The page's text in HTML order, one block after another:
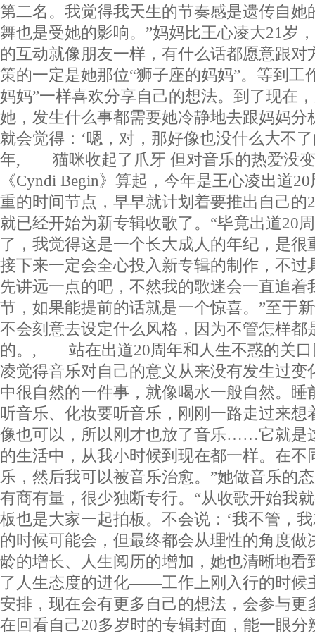
第二名。我觉得我天生的节奏感是遗传自她
舞也是受她的影响。”妈妈比王心凌大21岁
的互动就像朋友一样，有什么话都愿意跟对
策的一定是她那位“狮子座的妈妈”。等到工
妈妈”一样喜欢分享自己的想法。到了现在
她，发生什么事都需要她冷静地去跟妈妈分
就会觉得：‘嗯，对，那好像也没什么大
年, 猫咪收起了爪牙 但对音乐的热爱
《Cyndi Begin》算起，今年是王心凌出道
重的时间节点，早早就计划着要推出自己的
就已经开始为新专辑收歌了。“毕竟出道20
了，我觉得这是一个长大成人的年纪，是很
接下来一定会全心投入新专辑的制作，不过
先讲远一点的吧，不然我的歌迷会一直追着
节，如果能提前的话就是一个惊喜。”至于
不会刻意去设定什么风格，因为不管怎样都
的。, 站在出道20周年和人生不惑的关口
凌觉得音乐对自己的意义从来没有发生过变
中很自然的一件事，就像喝水一般自然。睡
听音乐、化妆要听音乐，刚刚一路走过来想
像也可以，所以刚才也放了音乐……它就是
的生活中，从我小时候到现在都一样。在不
乐，然后我可以被音乐治愈。”她做音乐的
有商有量，很少独断专行。“从收歌开始我
板也是大家一起拍板。不会说：‘我不管，
的时候可能会，但最终都会从理性的角
龄的增长、人生阅历的增加，她也清晰地看
了人生态度的进化——工作上刚入行的时候
安排，现在会有更多自己的想法，会参与更
在回看自己20多岁时的专辑封面，能一眼分